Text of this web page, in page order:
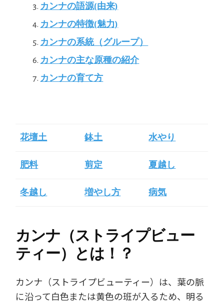
カンナの語源(由来)
カンナの特徴(魅力)
カンナの系統（グループ）
カンナの主な原種の紹介
カンナの育て方
花壇土 鉢土 水やり
肥料 剪定 夏越し
冬越し 増やし方 病気
カンナ（ストライプビュー
ティー）とは！？
カンナ（ストライプビューティー）は、葉の脈
に沿って白色または黄色の班が入るため、明る